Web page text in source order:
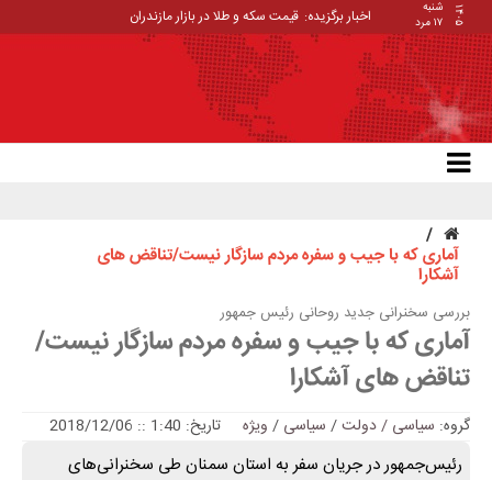
۱۴۰۵
شنبه
۱۷ مرد
اخبار برگزیده: _
آماری که با جیب و سفره مردم سازگار نیست/تناقض های
آشکارا
بررسی سخنرانی جدید روحانی رئیس جمهور
آماری که با جیب و سفره مردم سازگار نیست/
تناقض های آشکارا
گروه: سیاسی / دولت/ سیاسی / ویژه تاریخ: 1:40 :: 2018/12/06
رئیس‌جمهور در جریان سفر به استان سمنان طی سخنرانی‌های